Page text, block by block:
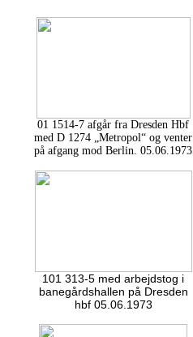
01 1514-7 afgår fra Dresden Hbf
med D 1274 „Metropol“ og venter
på afgang mod Berlin. 05.06.1973
101 313-5 med arbejdstog i
banegårdshallen på Dresden
hbf 05.06.1973